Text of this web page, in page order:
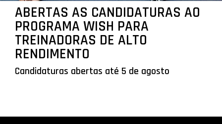
ABERTAS AS CANDIDATURAS AO
PROGRAMA WISH PARA
TREINADORAS DE ALTO
RENDIMENTO
Candidaturas abertas até 5 de agosto